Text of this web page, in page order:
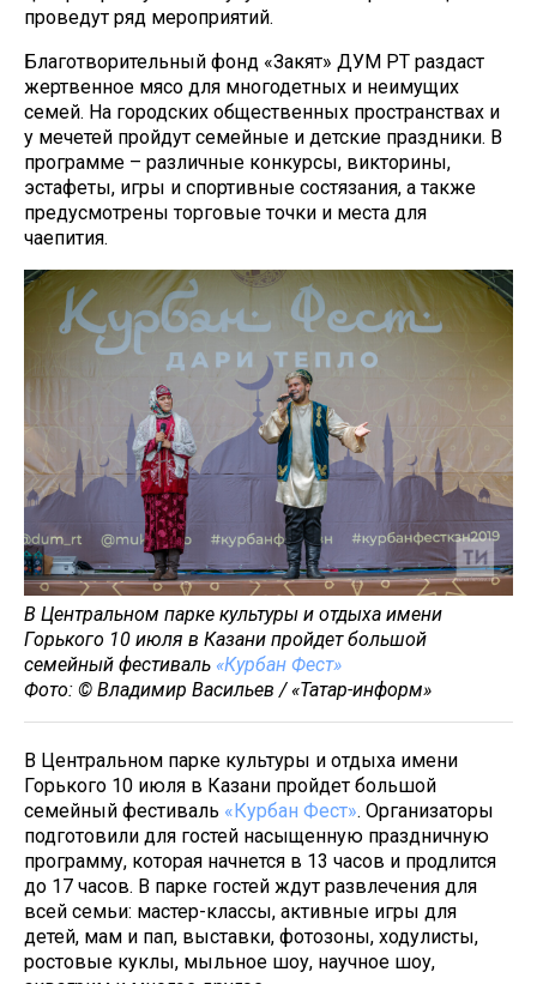
проведут ряд мероприятий.
Благотворительный фонд «Закят» ДУМ РТ раздаст
жертвенное мясо для многодетных и неимущих
семей. На городских общественных пространствах и
у мечетей пройдут семейные и детские праздники. В
программе – различные конкурсы, викторины,
эстафеты, игры и спортивные состязания, а также
предусмотрены торговые точки и места для
чаепития.
В Центральном парке культуры и отдыха имени
Горького 10 июля в Казани пройдет большой
семейный фестиваль «Курбан Фест»
Фото: © Владимир Васильев / «Татар-информ»
В Центральном парке культуры и отдыха имени
Горького 10 июля в Казани пройдет большой
семейный фестиваль «Курбан Фест». Организаторы
подготовили для гостей насыщенную праздничную
программу, которая начнется в 13 часов и продлится
до 17 часов. В парке гостей ждут развлечения для
всей семьи: мастер-классы, активные игры для
детей, мам и пап, выставки, фотозоны, ходулисты,
ростовые куклы, мыльное шоу, научное шоу,